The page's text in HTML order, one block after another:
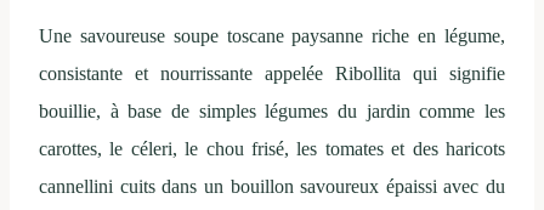
Une savoureuse soupe toscane paysanne riche en légume,
consistante et nourrissante appelée Ribollita qui signifie
bouillie, à base de simples légumes du jardin comme les
carottes, le céleri, le chou frisé, les tomates et des haricots
cannellini cuits dans un bouillon savoureux épaissi avec du